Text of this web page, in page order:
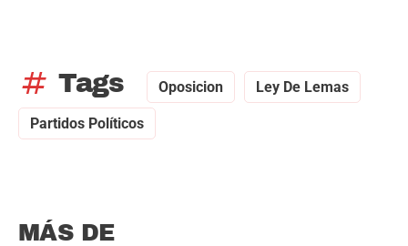
tag Tags Oposicion Ley De Lemas
Partidos Políticos
MÁS DE